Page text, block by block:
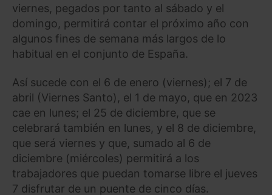
viernes, pegados por tanto al sábado y el
domingo, permitirá contar el próximo año con
algunos fines de semana más largos de lo
habitual en el conjunto de España.
Así sucede con el 6 de enero (viernes); el 7 de
abril (Viernes Santo), el 1 de mayo, que en 2023
cae en lunes; el 25 de diciembre, que se
celebrará también en lunes, y el 8 de diciembre,
que será viernes y que, sumado al 6 de
diciembre (miércoles) permitirá a los
trabajadores que puedan tomarse libre el jueves
7 disfrutar de un puente de cinco días.